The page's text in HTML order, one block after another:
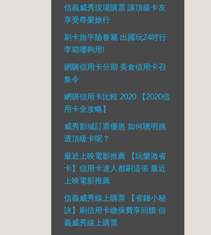
信義威秀現場購票 讓頂級卡友
享受尊榮旅行
刷卡旅平險眷屬 出國玩24吋行
李箱哪夠用!
網購信用卡分期 美食信用卡召
集令
網購信用卡比較 2020 【2020信
用卡全攻略】
威秀影城訂票優惠 如何聰明挑
選頂級卡呢？
最近上映電影推薦 【玩樂激省
卡】信用卡達人都刷這張 最近
上映電影推薦
信義威秀線上購票 【省錢小秘
訣】刷信用卡繳保費享回饋 信
義威秀線上購票